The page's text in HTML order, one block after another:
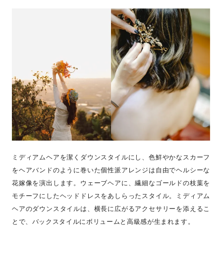
ミディアムヘアを潔くダウンスタイルにし、色鮮やかなスカーフ
をヘアバンドのように巻いた個性派アレンジは自由でヘルシーな
花嫁像を演出します。ウェーブヘアに、繊細なゴールドの枝葉を
モチーフにしたヘッドドレスをあしらったスタイル。ミディアム
ヘアのダウンスタイルは、横長に広がるアクセサリーを添えるこ
とで、バックスタイルにボリュームと高級感が生まれます。